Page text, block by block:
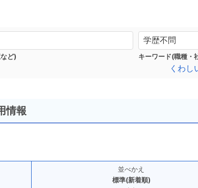
ど) キーワード(職種・
くわし
情報
並べかえ
標準(新着順)